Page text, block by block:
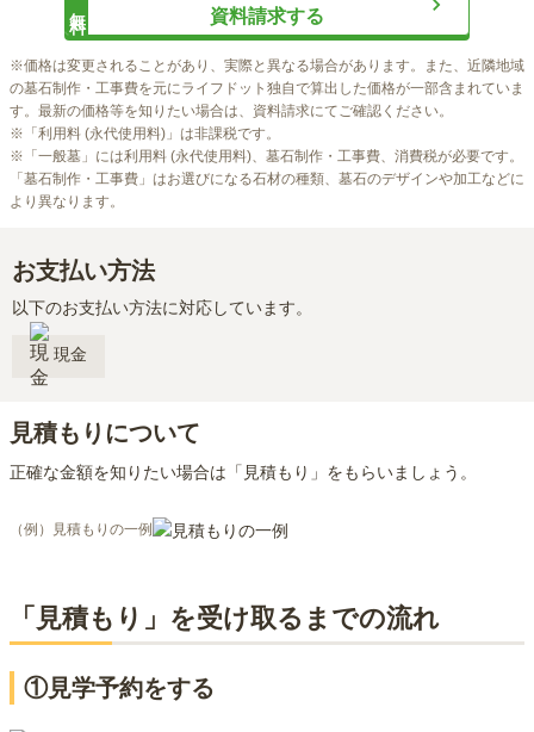
資料請求する
※価格は変更されることがあり、実際と異なる場合があります。また、近隣地域
の墓石制作・工事費を元にライフドット独自で算出した価格が一部含まれていま
す。最新の価格等を知りたい場合は、資料請求にてご確認ください。
※「利用料 (永代使用料)」は非課税です。
※「一般墓」には利用料 (永代使用料)、墓石制作・工事費、消費税が必要です。
「墓石制作・工事費」はお選びになる石材の種類、墓石のデザインや加工などに
より異なります。
お支払い方法
以下のお支払い方法に対応しています。
現金
見積もりについて
正確な金額を知りたい場合は「見積もり」をもらいましょう。
（例）見積もりの一例
「見積もり」を受け取るまでの流れ
①見学予約をする